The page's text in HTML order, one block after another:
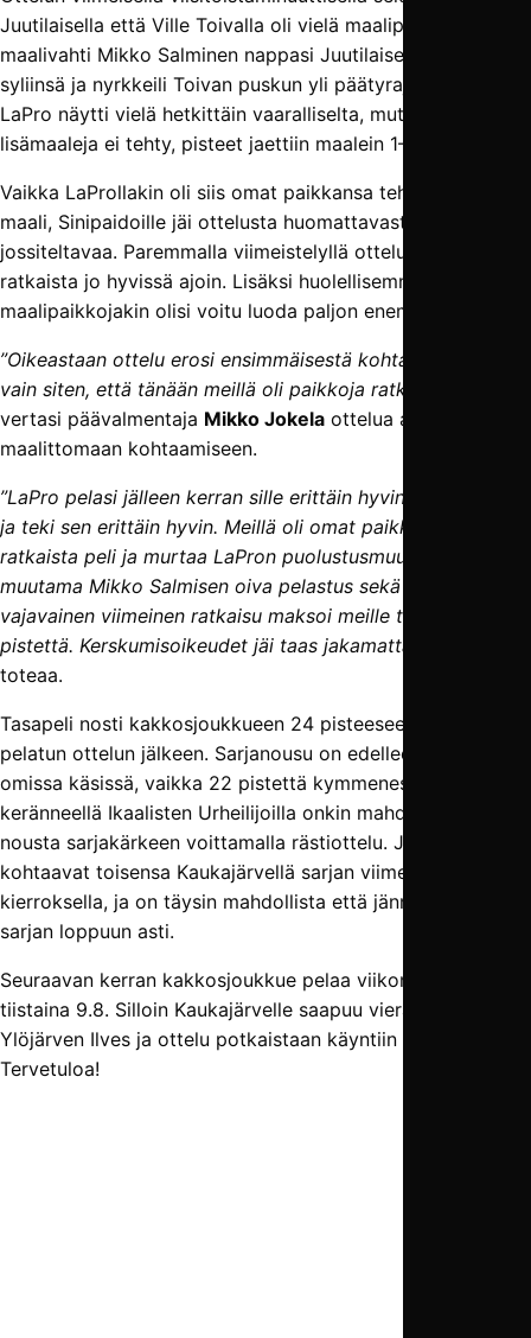
Juutilaisella että Ville Toivalla oli vielä maalipaikat, mutta
maalivahti Mikko Salminen nappasi Juutilaisen vedon
syliinsä ja nyrkkeili Toivan puskun yli päätyrajasta. Myös
LaPro näytti vielä hetkittäin vaaralliselta, mutta kun
lisämaaleja ei tehty, pisteet jaettiin maalein 1–1 (0–1).
Vaikka LaProllakin oli siis omat paikkansa tehdä toinen
maali, Sinipaidoille jäi ottelusta huomattavasti enemmän
jossiteltavaa. Paremmalla viimeistelyllä ottelu olisi voitu
ratkaista jo hyvissä ajoin. Lisäksi huolellisemmalla pelillä
maalipaikkojakin olisi voitu luoda paljon enemmän.
”Oikeastaan ottelu erosi ensimmäisestä kohtaamisessa
vain siten, että tänään meillä oli paikkoja ratkaista ottelu”
vertasi päävalmentaja Mikko Jokela ottelua aiempaan
maalittomaan kohtaamiseen.
”LaPro pelasi jälleen kerran sille erittäin hyvin sopivaa peliä
ja teki sen erittäin hyvin. Meillä oli omat paikkamme
ratkaista peli ja murtaa LaPron puolustusmuuri, mutta
muutama Mikko Salmisen oiva pelastus sekä hitusen
vajavainen viimeinen ratkaisu maksoi meille tänään kaksi
pistettä. Kerskumisoikeudet jäi taas jakamatta”
toteaa.
Tasapeli nosti kakkosjoukkueen 24 pisteeseen yhdentoista
pelatun ottelun jälkeen. Sarjanousu on edelleen joukkueen
omissa käsissä, vaikka 22 pistettä kymmenessä ottelussa
keränneellä Ikaalisten Urheilijoilla onkin mahdollisuus
nousta sarjakärkeen voittamalla rästiottelu. Joukkueet
kohtaavat toisensa Kaukajärvellä sarjan viimeisellä
kierroksella, ja on täysin mahdollista että jännitys säilyy
sarjan loppuun asti.
Seuraavan kerran kakkosjoukkue pelaa viikon päästä
tiistaina 9.8. Silloin Kaukajärvelle saapuu vieraaksi
Ylöjärven Ilves ja ottelu potkaistaan käyntiin klo 20.
Tervetuloa!